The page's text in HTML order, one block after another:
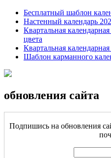
Бесплатный шаблон
Настенный календарь
Квартальная
цвета
Квартальная календарная
Шаблон карманного
обновления сайта
Подпишись на обновления